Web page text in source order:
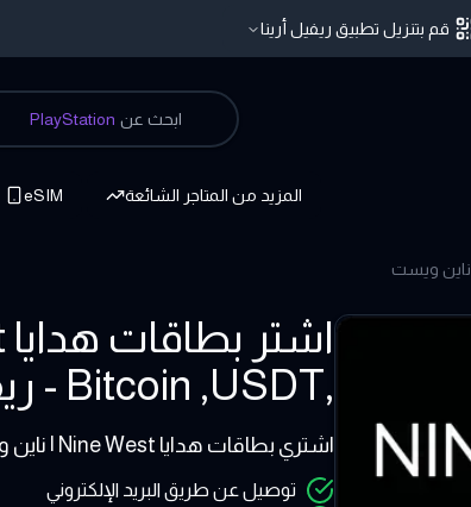
قم بتنزيل تطبيق ريفيل أرينا
ابحث عن PlayStation
eSIM المزيد من المتاجر الشائعة
ناين ويست
,Bitcoin ,USDT - ريفيل ارينا
20 - 500 AUD
اشتري بطاقات هدايا Nine West | ناين ويست بالعملات الرقمية واحصل على توصيل مباشر ودعم طوال اليوم من Refillarena
توصيل عن طريق البريد الإلكتروني